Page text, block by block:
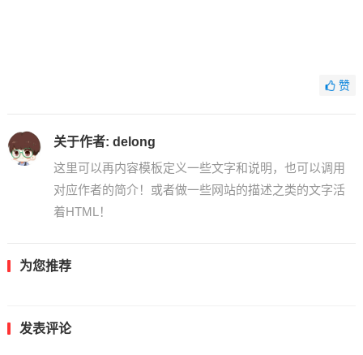
赞
关于作者: delong
这里可以再内容模板定义一些文字和说明，也可以调用
对应作者的简介！或者做一些网站的描述之类的文字活
着HTML！
为您推荐
发表评论